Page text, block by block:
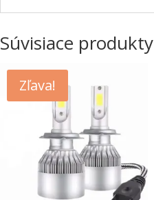
Súvisiace produkty
Zľava!